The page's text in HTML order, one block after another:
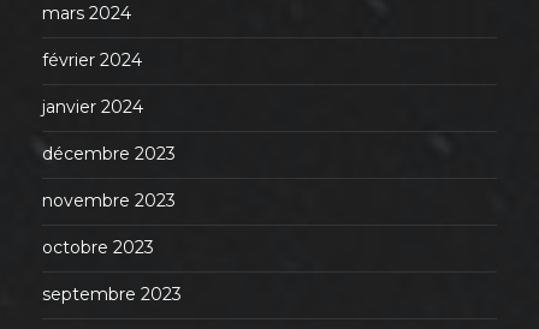
mars 2024
février 2024
janvier 2024
décembre 2023
novembre 2023
octobre 2023
septembre 2023